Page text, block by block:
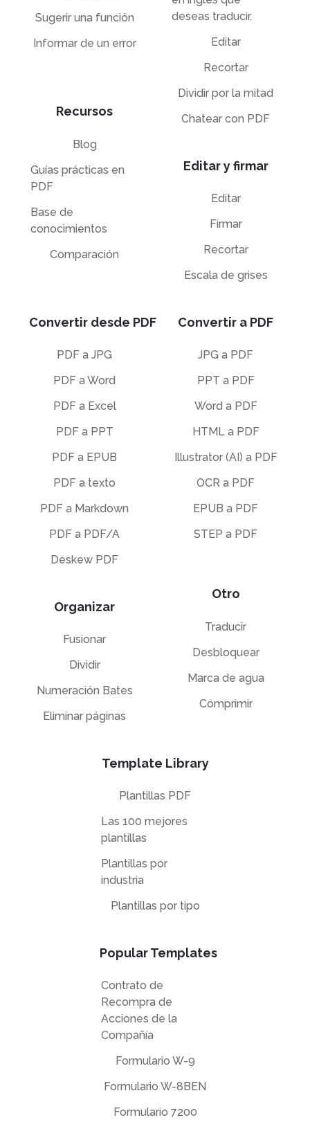
Sugerir una función
Informar de un error
Recursos
Blog
Guías prácticas en
PDF
Base de
conocimientos
Comparación
deseas traducir.
Editar
Recortar
Dividir por la mitad
Chatear con PDF
Editar y firmar
Editar
Firmar
Recortar
Escala de grises
Convertir desde PDF
PDF a JPG
PDF a Word
PDF a Excel
PDF a PPT
PDF a EPUB
PDF a texto
PDF a Markdown
PDF a PDF/A
Deskew PDF
Organizar
Fusionar
Dividir
Numeración Bates
Eliminar páginas
Convertir a PDF
JPG a PDF
PPT a PDF
Word a PDF
HTML a PDF
Illustrator (AI) a PDF
OCR a PDF
EPUB a PDF
STEP a PDF
Otro
Traducir
Desbloquear
Marca de agua
Comprimir
Template Library
Plantillas PDF
Las 100 mejores
plantillas
Plantillas por
industria
Plantillas por tipo
Popular Templates
Contrato de
Recompra de
Acciones de la
Compañía
Formulario W-9
Formulario W-8BEN
Formulario 7200